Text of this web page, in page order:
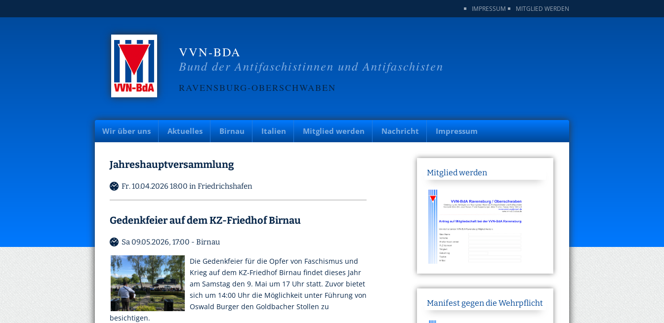
MITGLIED WERDEN
IMPRESSUM
VVN-BDA
Bund der Antifaschistinnen und Antifaschisten
RAVENSBURG-OBERSCHWABEN
Wir über uns Aktuelles Birnau Italien Mitglied werden Nachricht Impressum
Jahreshauptversammlung
Fr. 10.04.2026 18:00 in Friedrichshafen
Gedenkfeier auf dem KZ-Friedhof Birnau
Sa 09.05.2026, 17:00 - Birnau
Die Gedenkfeier für die Opfer von Faschismus und
Krieg auf dem KZ-Friedhof Birnau findet dieses Jahr
am Samstag den 9. Mai um 17 Uhr statt. Zuvor bietet
sich um 14:00 Uhr die Möglichkeit unter Führung von
Oswald Burger den Goldbacher Stollen zu
besichtigen.
Mitglied werden
Manifest gegen die Wehrpflicht